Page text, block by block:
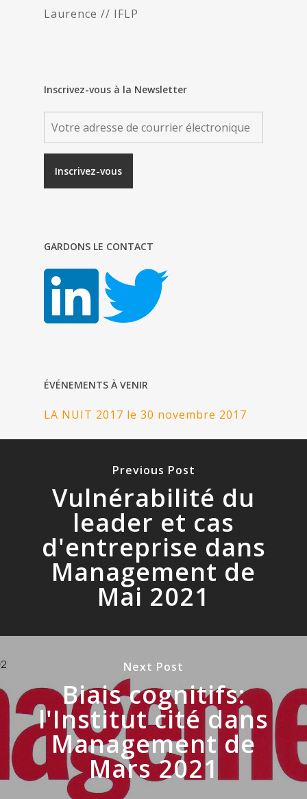
Laurence // IFLP
Inscrivez-vous à la Newsletter
GARDONS LE CONTACT
ÉVÉNEMENTS À VENIR
LA NUIT 2017 le 30 novembre 2017
Previous Post
Vulnérabilité du
leader et cas
d'entreprise dans
Management de
Mai 2021
Next Post
Biais cognitifs:
l'Institut cité dans
Management de
Mars 2021